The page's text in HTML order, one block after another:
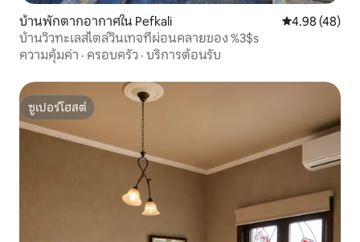
บ้านพักตากอากาศใน Pefkali คะแนนเฉลี่ย
4.98 (48)
บ้านวิวทะเลสไตล์วินเทจที่ผ่อนคลายของ %3$s
ความคุ้มค่า · ครอบครัว · บริการต้อนรับ
ซูเปอร์โฮสต์
ซูเปอร์โฮสต์